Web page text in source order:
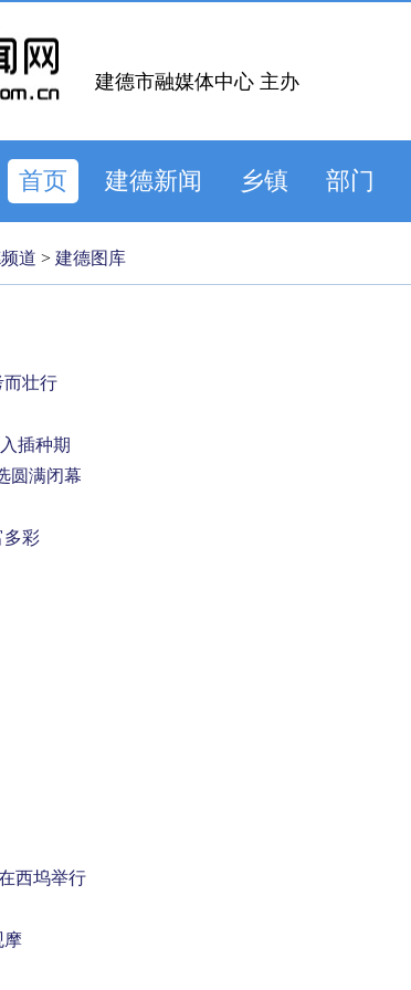
建德市融媒体中心 主办
首页 建德新闻 乡镇 部门
道 > 建德图库
而壮行
插种期
圆满闭幕
多彩
西坞举行
摩